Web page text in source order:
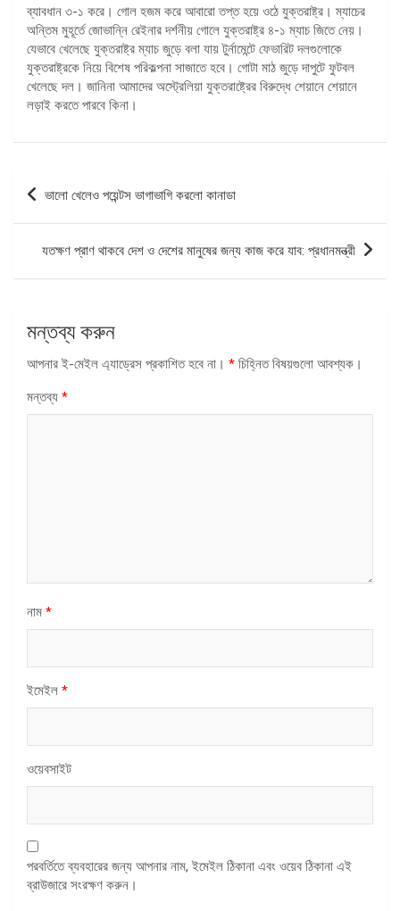
ব্যাবধান ৩-১ করে। গোল হজম করে আবারো তপ্ত হয়ে ওঠে যুক্তরাষ্ট্র। ম্যাচের
অন্তিম মুহূর্তে জোভান্নি রেইনার দর্শনীয় গোলে যুক্তরাষ্ট্র ৪-১ ম্যাচ জিতে নেয়।
যেভাবে খেলেছে যুক্তরাষ্ট্র ম্যাচ জুড়ে বলা যায় টুর্নামেন্টে ফেভারিট দলগুলোকে
যুক্তরাষ্ট্রকে নিয়ে বিশেষ পরিকল্পনা সাজাতে হবে। গোটা মাঠ জুড়ে দাপুটে ফুটবল
খেলেছে দল। জানিনা আমাদের অস্ট্রেলিয়া যুক্তরাষ্ট্রের বিরুদ্ধে শেয়ানে শেয়ানে
লড়াই করতে পারবে কিনা।
পোস্ট
ভালো খেলেও পয়েন্টস ভাগাভাগি করলো কানাডা
যতক্ষণ প্রাণ থাকবে দেশ ও দেশের মানুষের জন্য কাজ করে যাব: প্রধানমন্ত্রী
মন্তব্য করুন
আপনার ই-মেইল এ্যাড্রেস প্রকাশিত হবে না। * চিহ্নিত বিষয়গুলো আবশ্যক।
মন্তব্য *
নাম *
ইমেইল *
ওয়েবসাইট
পরবর্তিতে ব্যবহারের জন্য আপনার নাম, ইমেইল ঠিকানা এবং ওয়েব ঠিকানা এই
ব্রাউজারে সংরক্ষণ করুন।